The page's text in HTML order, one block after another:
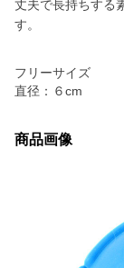
丈夫で長持ちする
す。
フリーサイズ
直径：６cm
商品画像